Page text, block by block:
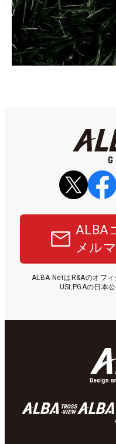
ALBA
メル
ALBA NetはR&Aのオフ
USLPGAの日本